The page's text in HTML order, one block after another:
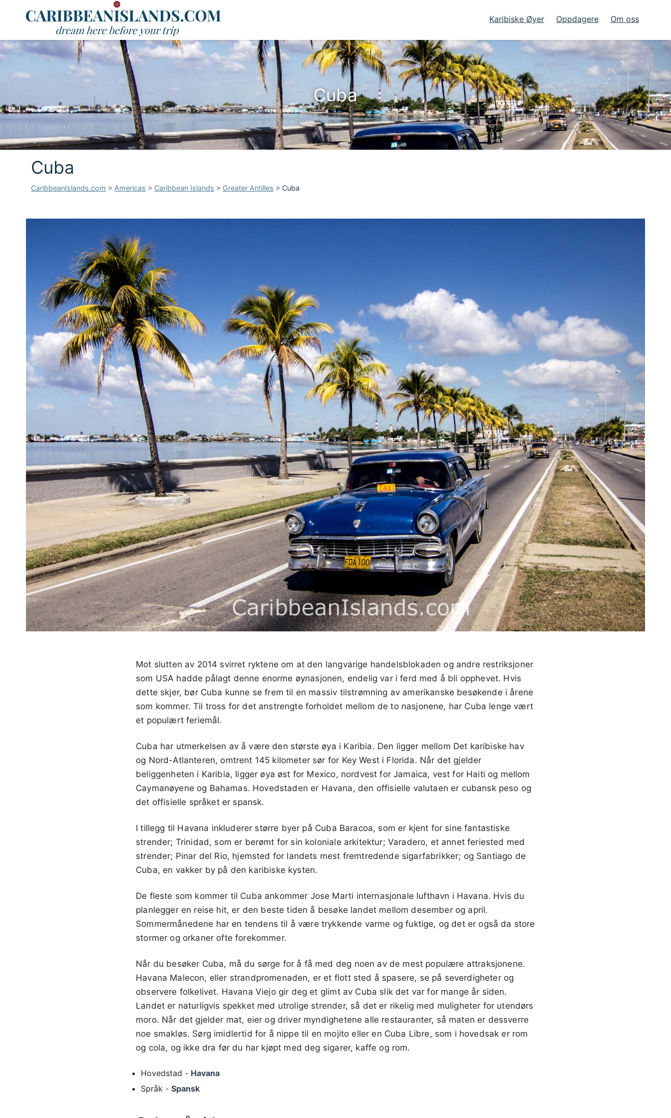
Karibiske Øyer Oppdagere Om oss
Cuba
Cuba
CaribbeanIslands.com > Americas > Caribbean Islands > Greater Antilles > Cuba
Mot slutten av 2014 svirret ryktene om at den langvarige handelsblokaden og andre restriksjoner
som USA hadde pålagt denne enorme øynasjonen, endelig var i ferd med å bli opphevet. Hvis
dette skjer, bør Cuba kunne se frem til en massiv tilstrømning av amerikanske besøkende i årene
som kommer. Til tross for det anstrengte forholdet mellom de to nasjonene, har Cuba lenge vært
et populært feriemål.
Cuba har utmerkelsen av å være den største øya i Karibia. Den ligger mellom Det karibiske hav
og Nord-Atlanteren, omtrent 145 kilometer sør for Key West i Florida. Når det gjelder
beliggenheten i Karibia, ligger øya øst for Mexico, nordvest for Jamaica, vest for Haiti og mellom
Caymanøyene og Bahamas. Hovedstaden er Havana, den offisielle valutaen er cubansk peso og
det offisielle språket er spansk.
I tillegg til Havana inkluderer større byer på Cuba Baracoa, som er kjent for sine fantastiske
strender; Trinidad, som er berømt for sin koloniale arkitektur; Varadero, et annet feriested med
strender; Pinar del Rio, hjemsted for landets mest fremtredende sigarfabrikker; og Santiago de
Cuba, en vakker by på den karibiske kysten.
De fleste som kommer til Cuba ankommer Jose Marti internasjonale lufthavn i Havana. Hvis du
planlegger en reise hit, er den beste tiden å besøke landet mellom desember og april.
Sommermånedene har en tendens til å være trykkende varme og fuktige, og det er også da store
stormer og orkaner ofte forekommer.
Når du besøker Cuba, må du sørge for å få med deg noen av de mest populære attraksjonene.
Havana Malecon, eller strandpromenaden, er et flott sted å spasere, se på severdigheter og
observere folkelivet. Havana Viejo gir deg et glimt av Cuba slik det var for mange år siden.
Landet er naturligvis spekket med utrolige strender, så det er rikelig med muligheter for utendørs
moro. Når det gjelder mat, eier og driver myndighetene alle restauranter, så maten er dessverre
noe smakløs. Sørg imidlertid for å nippe til en mojito eller en Cuba Libre, som i hovedsak er rom
og cola, og ikke dra før du har kjøpt med deg sigarer, kaffe og rom.
Hovedstad - Havana
Språk - Spansk